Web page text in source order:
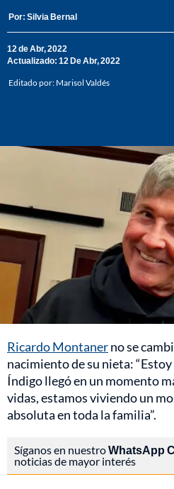
Por: Silvia Bernal
12 de Abr, 2022
Actualizado: 12 De Abr, 2022
Editado por: Marisol Valdés
Ricardo Montanerno se
nacimiento de su nieta:
Índigo llegó en un momento
vidas, estamos viviendo un
absoluta en toda la familia”.
Síganos en nuestroWhatsApp
noticias de mayor interés